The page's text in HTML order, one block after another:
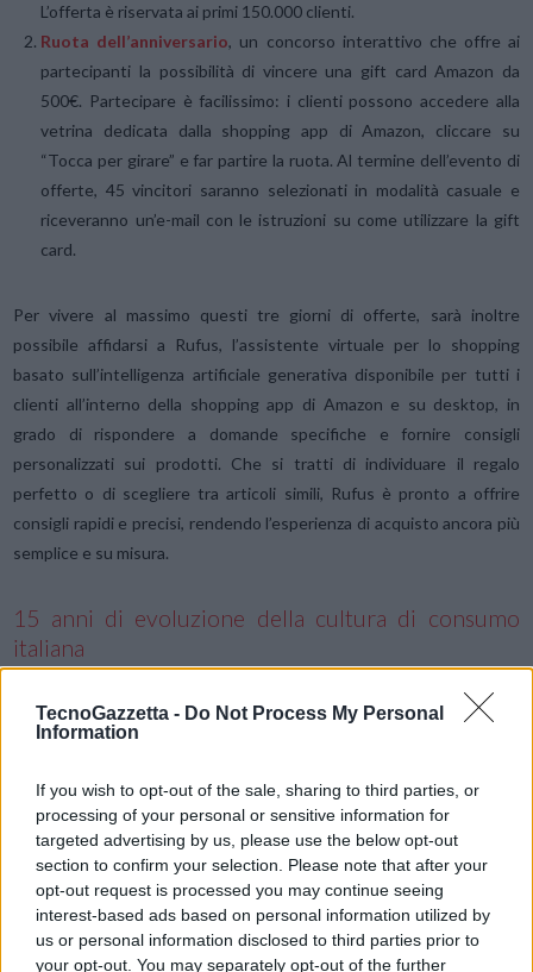
TecnoGazzetta - Do Not Process My Personal
Information
If you wish to opt-out of the sale, sharing to third parties, or
processing of your personal or sensitive information for
targeted advertising by us, please use the below opt-out
section to confirm your selection. Please note that after your
opt-out request is processed you may continue seeing
interest-based ads based on personal information utilized by
us or personal information disclosed to third parties prior to
your opt-out. You may separately opt-out of the further
L’offerta è riservata ai primi 150.000 clienti.
Ruota dell’anniversario, un concorso interattivo che offre ai
partecipanti la possibilità di vincere una gift card Amazon da
500€. Partecipare è facilissimo: i clienti possono accedere alla
vetrina dedicata dalla shopping app di Amazon, cliccare su
“Tocca per girare” e far partire la ruota. Al termine dell’evento di
offerte, 45 vincitori saranno selezionati in modalità casuale e
riceveranno un’e-mail con le istruzioni su come utilizzare la gift
card.
Per vivere al massimo questi tre giorni di offerte, sarà inoltre
possibile affidarsi a Rufus, l’assistente virtuale per lo shopping
basato sull’intelligenza artificiale generativa disponibile per tutti i
clienti all’interno della shopping app di Amazon e su desktop, in
grado di rispondere a domande specifiche e fornire consigli
personalizzati sui prodotti. Che si tratti di individuare il regalo
perfetto o di scegliere tra articoli simili, Rufus è pronto a offrire
consigli rapidi e precisi, rendendo l’esperienza di acquisto ancora più
semplice e su misura.
15 anni di evoluzione della cultura di consumo
italiana
un’analisi approfondita in collaborazione con la Prof.ssa Patrizia
Martello (Università NABA di Milano e IUAV di Venezia) e
consumo degli italiani attraverso i comportamenti d’acquisto dal
2010 al 2025. L’analisi completa, “Dalla connessione alla
personalizzazione: 15 anni di evoluzione della cultura di consumo
italiana”, è disponibile a questo link. Inoltre, Amazon svela una
selezione dei prodotti più amati dai clienti italiani nei suoi 15 anni,
alcune curiosità su Amazon Music, Prime Video, Alexa e Audible.it, e